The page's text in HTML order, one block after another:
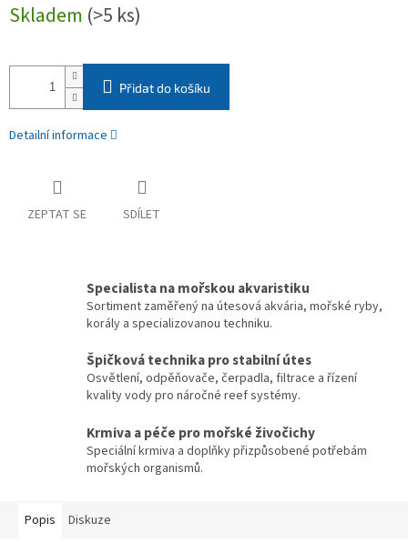
cena:
Skladem (>5 ks)
Přidat do košíku
Detailní informace
ZEPTAT SE SDÍLET
Specialista na mořskou akvaristiku
Sortiment zaměřený na útesová akvária, mořské ryby,
korály a specializovanou techniku.
Špičková technika pro stabilní útes
Osvětlení, odpěňovače, čerpadla, filtrace a řízení
kvality vody pro náročné reef systémy.
Krmiva a péče pro mořské živočichy
Speciální krmiva a doplňky přizpůsobené potřebám
mořských organismů.
Popis Diskuze